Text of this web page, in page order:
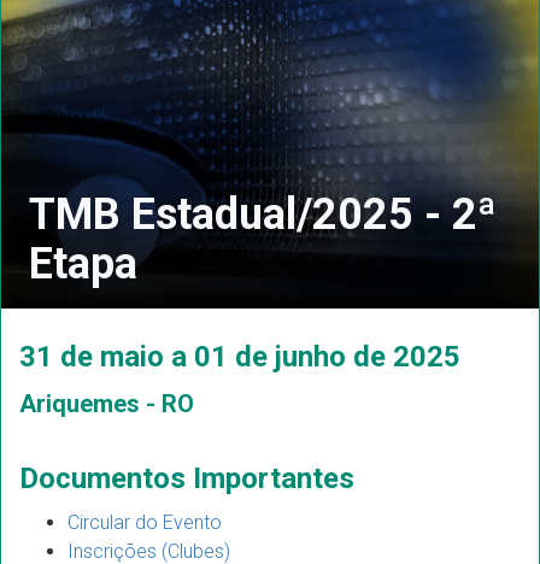
TMB Estadual/2025 - 2ª
Etapa
31 de maio a 01 de junho de 2025
Ariquemes - RO
Documentos Importantes
Circular do Evento
Inscrições (Clubes)